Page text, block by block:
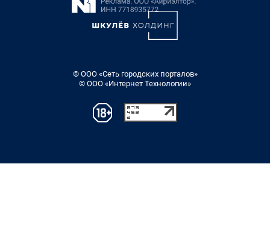
© ООО «Сеть городских порталов»
© ООО «Интернет Технологии»